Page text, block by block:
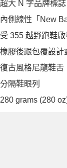
超大 N 字品牌標誌
內側線性「New
受 355 越野跑鞋
橡膠後跟包覆設計
復古風格尼龍鞋舌
分隔鞋眼列
280 grams (280